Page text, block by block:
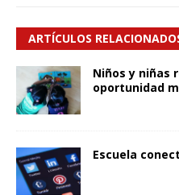
ARTÍCULOS
Niños y niñas
oportunidad
Escuela